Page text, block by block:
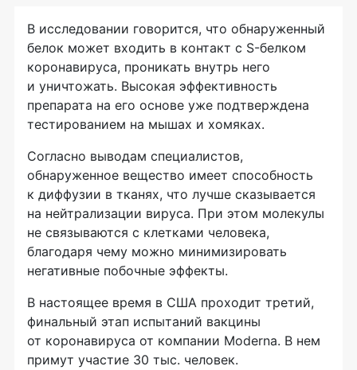
В исследовании говорится, что обнаруженный
белок может входить в контакт с S-белком
коронавируса, проникать внутрь него
и уничтожать. Высокая эффективность
препарата на его основе уже подтверждена
тестированием на мышах и хомяках.
Согласно выводам специалистов,
обнаруженное вещество имеет способность
к диффузии в тканях, что лучше сказывается
на нейтрализации вируса. При этом молекулы
не связываются с клетками человека,
благодаря чему можно минимизировать
негативные побочные эффекты.
В настоящее время в США проходит третий,
финальный этап испытаний вакцины
от коронавируса от компании Moderna. В нем
примут участие 30 тыс. человек.